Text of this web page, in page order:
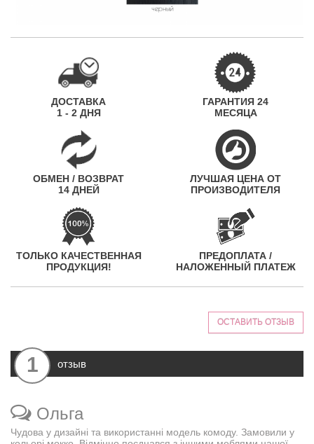
ДОСТАВКА
1 - 2 ДНЯ
ГАРАНТИЯ 24
МЕСЯЦА
ОБМЕН / ВОЗВРАТ
14 ДНЕЙ
ЛУЧШАЯ ЦЕНА ОТ
ПРОИЗВОДИТЕЛЯ
ТОЛЬКО КАЧЕСТВЕННАЯ
ПРОДУКЦИЯ!
ПРЕДОПЛАТА /
НАЛОЖЕННЫЙ ПЛАТЕЖ
ОСТАВИТЬ ОТЗЫВ
1 отзыв
Ольга
Чудова у дизайні та використанні модель комоду. Замовили у